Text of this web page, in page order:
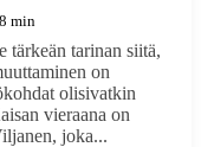
min
tärkeän tarinan siitä,
on
olisivatkin
vieraana on
joka...